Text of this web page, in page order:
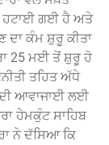
ਹਟਾਈ ਗਈ ਹੈ ਅਤੇ
ਕੰਮ ਸ਼ੁਰੂ ਕੀਤਾ
25 ਮਈ ਤੋਂ ਸ਼ੁਰੂ ਹੋ
ਤਹਿਤ ਅੱਧੇ
ਆਵਾਜਾਈ ਲਈ
ਹੇਮਕੁੰਟ ਸਾਹਿਬ
ਨੇ ਦੱਸਿਆ ਕਿ